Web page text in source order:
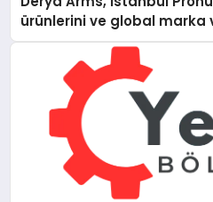
ürünlerini ve global marka